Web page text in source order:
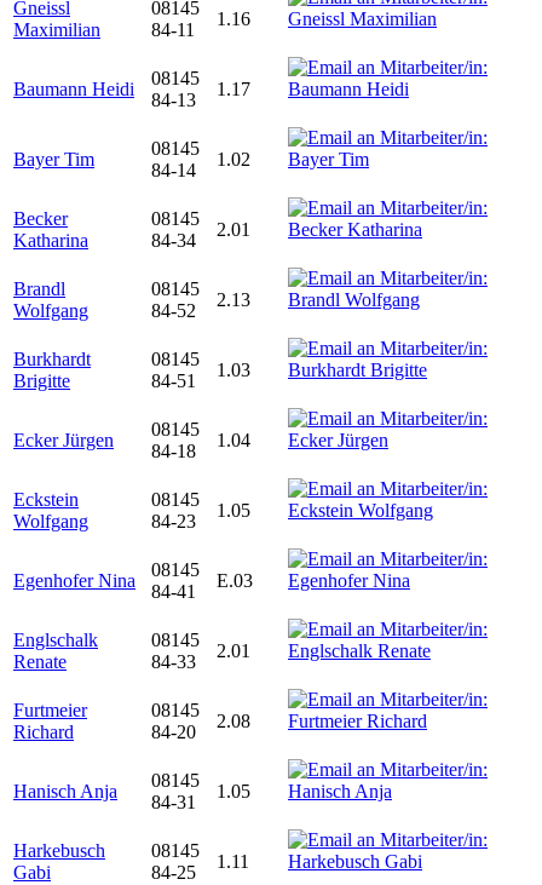
Gneissl
Maximilian
08145
84-11
1.16
Baumann Heidi
08145
84-13
1.17
Bayer Tim
08145
84-14
1.02
Becker
Katharina
08145
84-34
2.01
Brandl
Wolfgang
08145
84-52
2.13
Burkhardt
Brigitte
08145
84-51
1.03
Ecker Jürgen
08145
84-18
1.04
Eckstein
Wolfgang
08145
84-23
1.05
Egenhofer Nina
08145
84-41
E.03
Englschalk
Renate
08145
84-33
2.01
Furtmeier
Richard
08145
84-20
2.08
Hanisch Anja
08145
84-31
1.05
Harkebusch
Gabi
08145
84-25
1.11